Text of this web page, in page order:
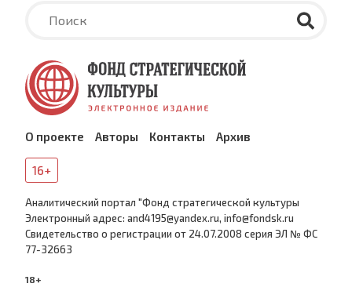
О проекте Авторы Контакты Архив
16+
Аналитический портал "Фонд стратегической культуры
Электронный адрес: and4195@yandex.ru, info@fondsk.ru
Cвидетельство о регистрации от 24.07.2008 серия ЭЛ № ФС
77-32663
18+